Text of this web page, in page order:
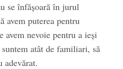
se înfășoară în jurul
avem puterea pentru
nevoie pentru a ieși
atât de familiari, să
adevărat.